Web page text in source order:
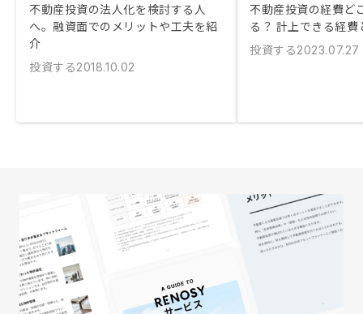
不動産投資の法人化を検討する人
へ。融資面でのメリットや工夫を紹
介
投資する2018.10.02
不動産投資の経費ど
る？ 計上できる経費
投資する2023.07.27